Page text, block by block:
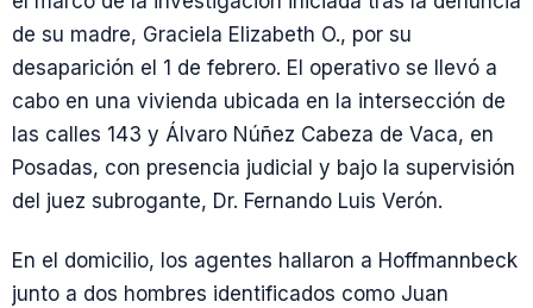
de su madre, Graciela Elizabeth O., por su
desaparición el 1 de febrero. El operativo se llevó a
cabo en una vivienda ubicada en la intersección de
las calles 143 y Álvaro Núñez Cabeza de Vaca, en
Posadas, con presencia judicial y bajo la supervisión
del juez subrogante, Dr. Fernando Luis Verón.
En el domicilio, los agentes hallaron a Hoffmannbeck
junto a dos hombres identificados como Juan